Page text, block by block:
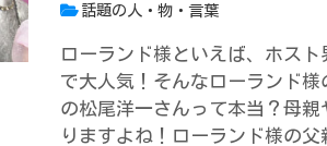
話題の人・物・言葉
ローランド様といえば、ホス
で大人気！そんなローランド
の松尾洋一さんって本当？母
りますよね！ローランド様の